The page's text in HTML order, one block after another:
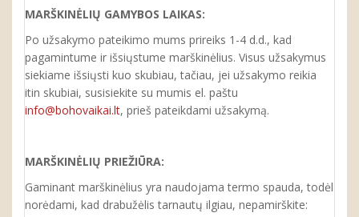
MARŠKINĖLIŲ GAMYBOS LAIKAS:
Po užsakymo pateikimo mums prireiks 1-4 d.d., kad
pagamintume ir išsiųstume marškinėlius. Visus užsakymus
siekiame išsiųsti kuo skubiau, tačiau, jei užsakymo reikia
itin skubiai, susisiekite su mumis el. paštu
info@bohovaikai.lt, prieš pateikdami užsakymą.
MARŠKINĖLIŲ PRIEŽIŪRA:
Gaminant marškinėlius yra naudojama termo spauda, todėl
norėdami, kad drabužėlis tarnautų ilgiau, nepamirškite: